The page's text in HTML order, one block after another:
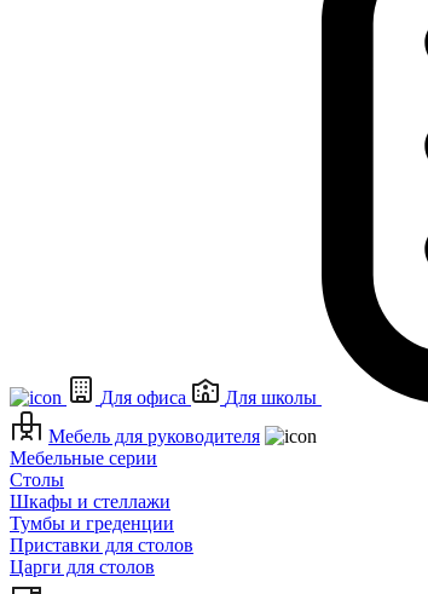
Для офиса Для школы
Мебель для руководителя
Мебельные серии
Столы
Шкафы и стеллажи
Тумбы и греденции
Приставки для столов
Царги для столов